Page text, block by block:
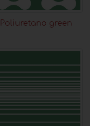
Poliuretano green